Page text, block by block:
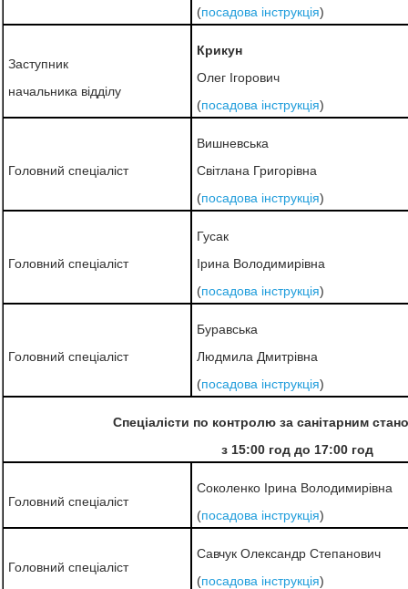
(посадова інструкція)
Заступник
начальника відділу
Крикун
Олег Ігорович
(посадова інструкція)
Головний спеціаліст
Вишневська
Світлана Григорівна
(посадова інструкція)
Головний спеціаліст
Гусак
Ірина Володимирівна
(посадова інструкція)
Головний спеціаліст
Буравська
Людмила Дмитрівна
(посадова інструкція)
Спеціалісти по контролю за санітарним
з 15:00 год до 17:00 год
Головний спеціаліст
Соколенко Ірина Володимирівна
(посадова інструкція)
Головний спеціаліст
Савчук Олександр Степанович
(посадова інструкція)